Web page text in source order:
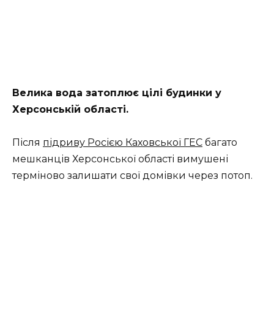
Велика вода затоплює цілі будинки у
Херсонській області.
Після підриву Росією Каховської ГЕС багато
мешканців Херсонської області вимушені
терміново залишати свої домівки через потоп.